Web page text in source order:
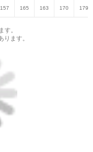
157 165 163 170 179
。
ます。